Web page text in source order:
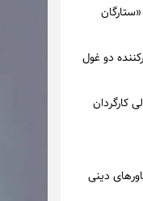
دو غول
کارگردان
دینی